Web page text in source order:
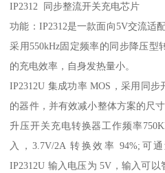
IP2312 同步整流开关充电芯片
功能：IP2312是一款面向5V交流适
采用550kHz固定频率的同步降压型
的充电效率，自身发热量小。
IP2312U 集成功率 MOS，采用同
的器件，并有效减小整体方案的尺
升压开关充电转换器工作频率
入，3.7V/2A 转换效率 94%;可
IP2312U 输入电压为 5V，输入可